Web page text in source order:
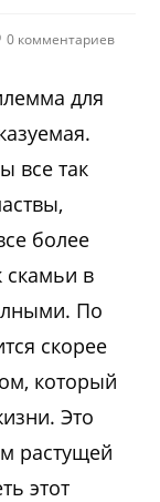
0 комментариев
для
все так
более
скамьи в
По
скорее
который
Это
растущей
этот